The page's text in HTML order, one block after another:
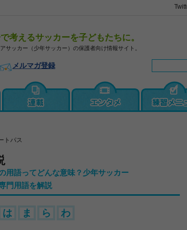
考えるサッカーを子どもたちに。
サッカー（少年サッカー）の保護者向け情報サイト。
メルマガ登録
トパス
用語ってどんな意味？少年サッカー
門用語を解説
は ま ら わ